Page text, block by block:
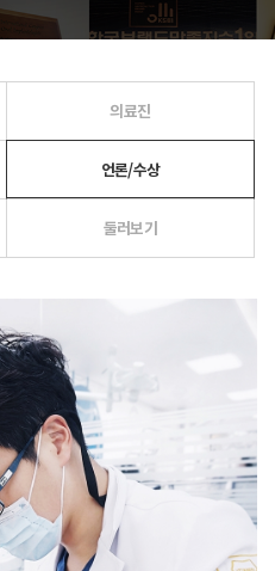
의료진
언론/수상
둘러보기